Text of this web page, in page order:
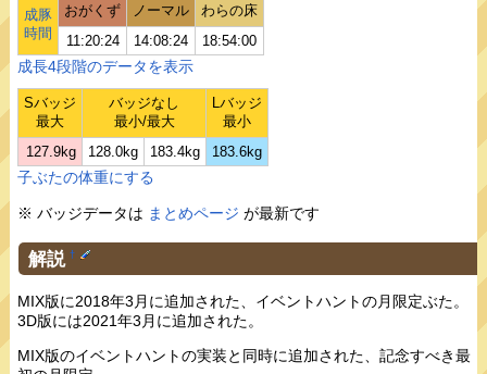
成豚
時間
おがくず ノーマル
わらの床
11:20:24
14:08:24 18:54:00
成長4段階のデータを表示
Sバッジ
最大
バッジなし
最小/最大
Lバッジ
最小
127.9kg
128.0kg 183.4kg 183.6kg
子ぶたの体重にする
※ バッジデータは まとめページ が最新です
解説 †
MIX版に2018年3月に追加された、イベントハントの月限定ぶた。
3D版には2021年3月に追加された。
MIX版のイベントハントの実装と同時に追加された、記念すべき最